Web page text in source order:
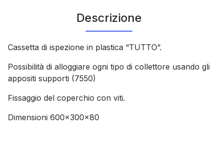
Descrizione
Cassetta di ispezione in plastica “TUTTO”.
Possibilità di alloggiare ogni tipo di collettore usando gli
appositi supporti (7550)
Fissaggio del coperchio con viti.
Dimensioni 600x300x80